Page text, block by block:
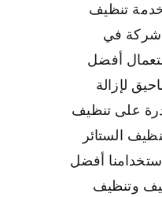
تنظيف
شركة في
أفضل
لإزالة
على تنظيف
الستائر
أفضل
وتنظيف